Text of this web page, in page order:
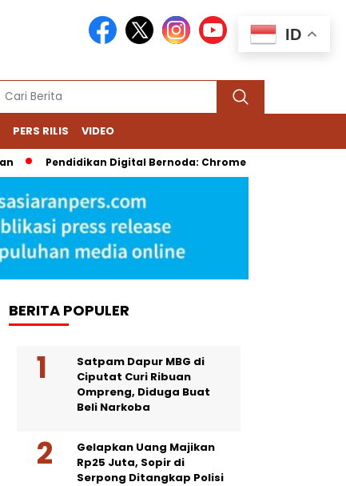
PERS RILIS VIDEO
Pendidikan Digital Bernoda: Chromebook Nadiem
BERITA POPULER
Satpam Dapur MBG di
Ciputat Curi Ribuan
Ompreng, Diduga Buat
Beli Narkoba
Gelapkan Uang Majikan
Rp25 Juta, Sopir di
Serpong Ditangkap Polisi
ID